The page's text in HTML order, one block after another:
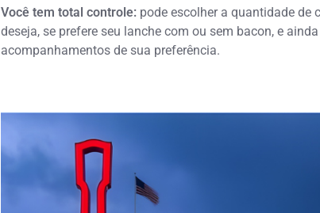
Você tem total controle: pode escolher a quantidade de
deseja, se prefere seu lanche com ou sem bacon, e
acompanhamentos de sua preferência.